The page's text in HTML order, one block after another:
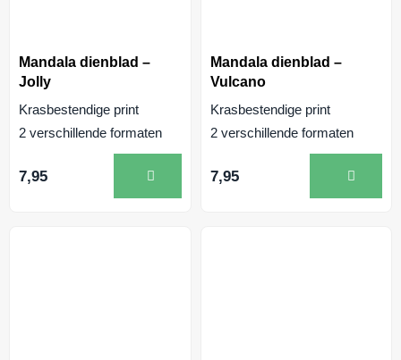
Mandala dienblad –
Jolly
Krasbestendige print
2 verschillende formaten
7,95
Mandala dienblad –
Vulcano
Krasbestendige print
2 verschillende formaten
7,95